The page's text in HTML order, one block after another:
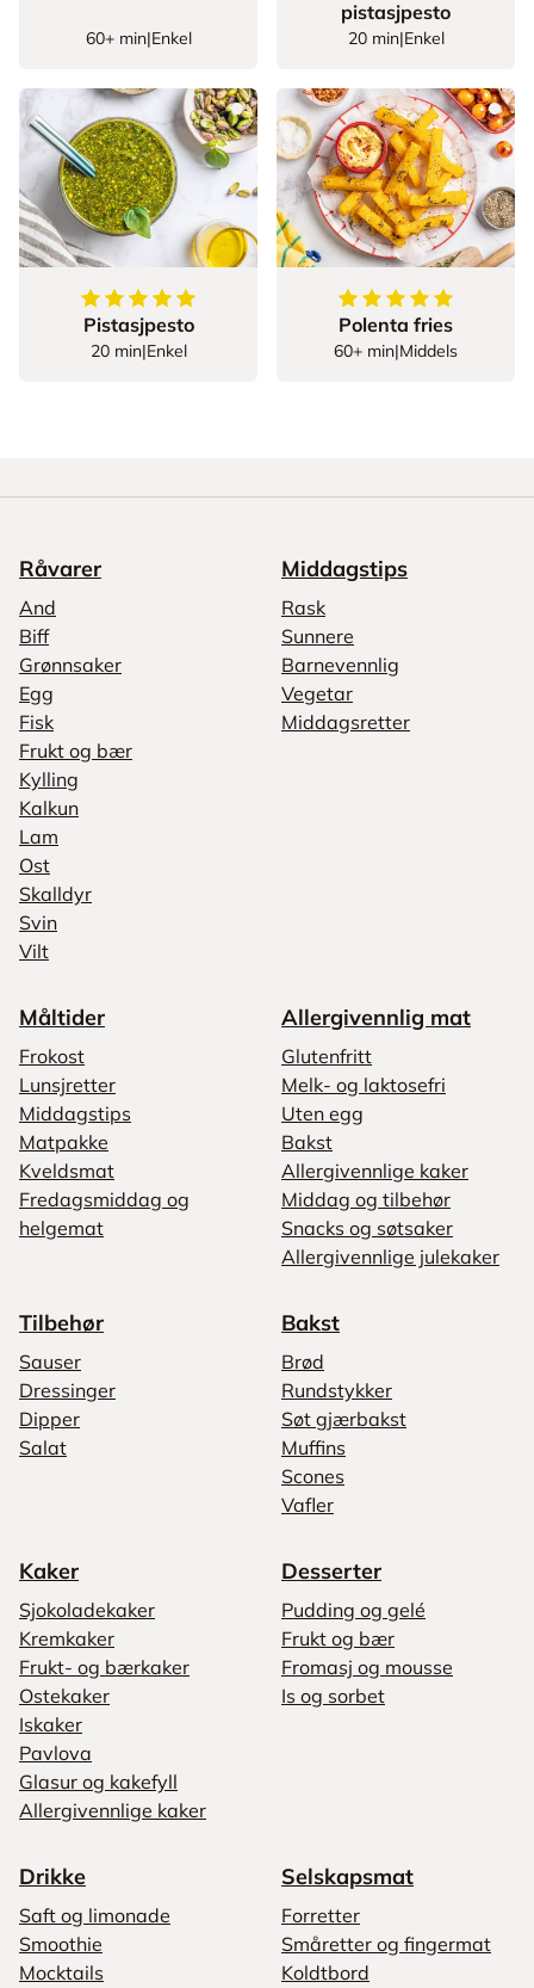
60+ min|Enkel
pistasjpesto
20 min|Enkel
5av5stjerner
Pistasjpesto
20 min|Enkel
5av5stjerner
Polenta fries
60+ min|Middels
Råvarer
And
Biff
Grønnsaker
Egg
Fisk
Frukt og bær
Kylling
Kalkun
Lam
Ost
Skalldyr
Svin
Vilt
Middagstips
Rask
Sunnere
Barnevennlig
Vegetar
Middagsretter
Måltider
Frokost
Lunsjretter
Middagstips
Matpakke
Kveldsmat
Fredagsmiddag og
helgemat
Allergivennlig mat
Glutenfritt
Melk- og laktosefri
Uten egg
Bakst
Allergivennlige kaker
Middag og tilbehør
Snacks og søtsaker
Allergivennlige julekaker
Tilbehør
Sauser
Dressinger
Dipper
Salat
Bakst
Brød
Rundstykker
Søt gjærbakst
Muffins
Scones
Vafler
Kaker
Sjokoladekaker
Kremkaker
Frukt- og bærkaker
Ostekaker
Iskaker
Pavlova
Glasur og kakefyll
Allergivennlige kaker
Desserter
Pudding og gelé
Frukt og bær
Fromasj og mousse
Is og sorbet
Drikke
Saft og limonade
Smoothie
Mocktails
Selskapsmat
Forretter
Småretter og fingermat
Koldtbord